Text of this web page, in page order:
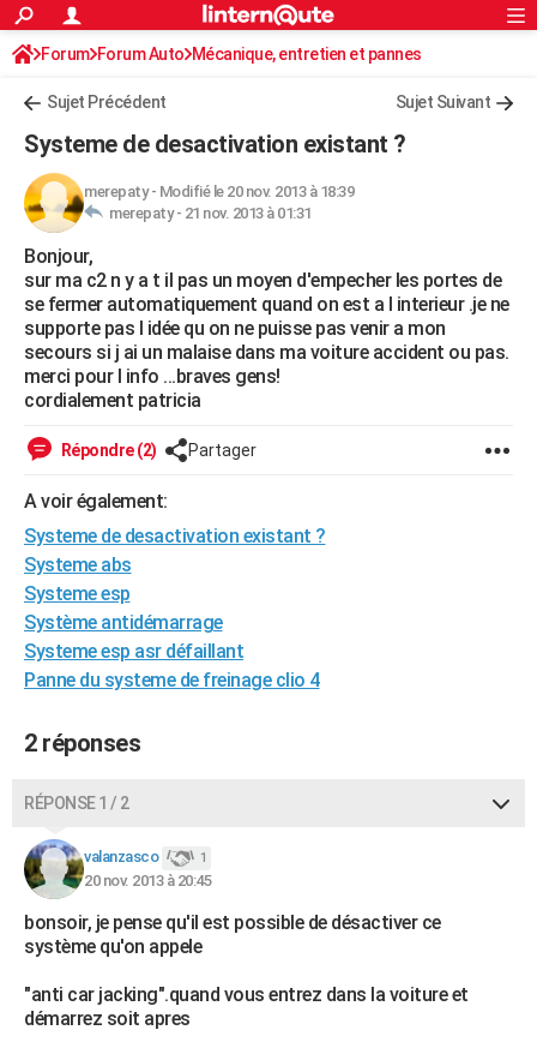
ACTUALITÉS
Politique
Société
Faits Divers
Education
Monde
Villes
+
FINANCE
Retraite
Impôts
Epargne
Immobilier
Risques naturels par ville
Banque
Assurance
Crédit
AUTO
Essais
Réserver un essai
Citadines
Berlines
SUV
Forum auto
+HIGH-TECH
Mobiles
Meilleur smartphone
Internet
Ordinateurs
Jeux vidéo
Guide high-tech
+BRICOLAGE
Forum
Aménagement intérieur
Extérieur
Cuisine
Salle de bains
Jardinage
Rangement
WEEK-END
Guides de France
Art de vivre
Bien-être
Loisirs
Mode
Modes de vie
Alimentation
Guide de la santé
Maladies
Médicaments
Sommeil
Destinations
City break
Voyage nature
Voyage de noces
Forum
Climat
+PHOTO
GUIDES D'ACHAT
BONS PLANS
Carte de Noël
Carte Bonne année
Carte Saint-Valentin
Carte Pâques
Carte d'anniversaire
DICTIONNAIRE
Dictionnaire
Biographies
Citations
Expressions
Proverbes
PROGRAMME TV
COPAINS D'AVANT
S'inscrire
Se connecter
Lycées
Collèges
Primaires
Universités
Entreprises
Service militaire
Avis de recherche
FORUM
Bricolage
Lifestyle
Culture
Sport
Auto
Television
Voyage
Cinema
Rechercher
S'inscrire
Connexion
Forum Forum Auto Mécanique, entretien et pannes
Sujet Précédent Sujet Suivant
Systeme de desactivation existant ?
merepaty- Modifié le 20 nov. 2013 à 18:39
merepaty - 21 nov. 2013 à 01:31
Bonjour,
sur ma c2 n y a t il pas un moyen d'empecher les portes de
se fermer automatiquement quand on est a l interieur .je ne
supporte pas l idée qu on ne puisse pas venir a mon
secours si j ai un malaise dans ma voiture accident ou pas.
merci pour l info ...braves gens!
cordialement patricia
Répondre (2) Partager
A voir également:
Systeme de desactivation existant ?
Systeme abs
Systeme esp
Système antidémarrage
Systeme esp asr défaillant
Panne du systeme de freinage clio 4
2 réponses
RÉPONSE 1 / 2
valanzasco 1
20 nov. 2013 à 20:45
bonsoir, je pense qu'il est possible de désactiver ce
système qu'on appele
"anti car jacking".quand vous entrez dans la voiture et
démarrez soit apres